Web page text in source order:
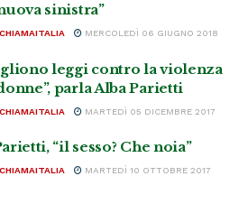
sinistra”
MERCOLEDÌ 06 GIUGNO 2018
leggi contro la violenza
parla Alba Parietti
MARTEDÌ 05 DICEMBRE 2017
“il sesso? Che noia”
MARTEDÌ 10 OTTOBRE 2017